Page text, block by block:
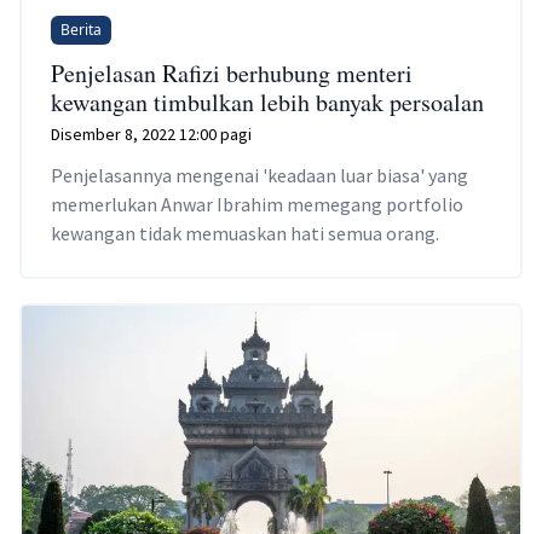
Berita
Penjelasan Rafizi berhubung menteri
kewangan timbulkan lebih banyak persoalan
Disember 8, 2022 12:00 pagi
Penjelasannya mengenai 'keadaan luar biasa' yang
memerlukan Anwar Ibrahim memegang portfolio
kewangan tidak memuaskan hati semua orang.